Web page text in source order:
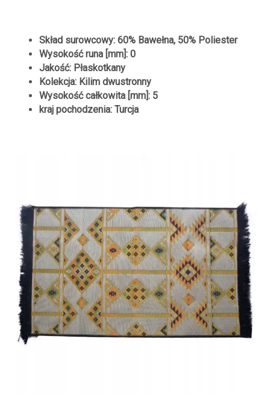
Skład surowcowy: 60% Bawełna, 50% Poliester
Wysokość runa [mm]: 0
Jakość: Płaskotkany
Kolekcja: Kilim dwustronny
Wysokość całkowita [mm]: 5
kraj pochodzenia: Turcja